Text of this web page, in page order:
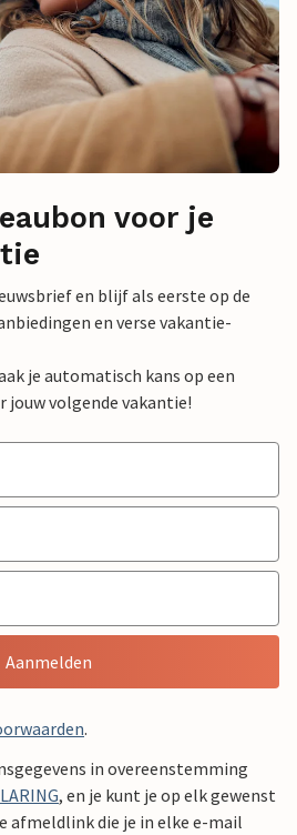
voor je
en blijf als eerste op de
en verse vakantie-
je automatisch kans op een
jouw volgende vakantie!
Aanmelden
.
in overeenstemming
, en je kunt je op elk gewenst
afmeldlink die je in elke e-mail